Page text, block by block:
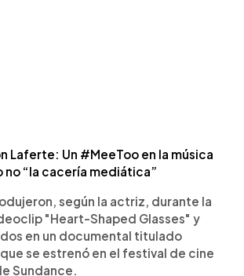
Laferte: Un #MeeToo en la música
no “la cacería mediática”
según la actriz, durante la
"Heart-Shaped Glasses" y
en un documental titulado
se estrenó en el festival de cine
Sundance.